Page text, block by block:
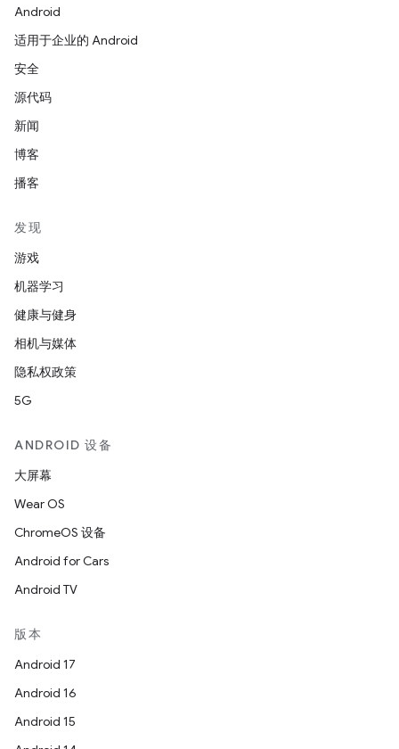
Android
适用于企业的 Android
安全
源代码
新闻
博客
播客
发现
游戏
机器学习
健康与健身
相机与媒体
隐私权政策
5G
ANDROID 设备
大屏幕
Wear OS
ChromeOS 设备
Android for Cars
Android TV
版本
Android 17
Android 16
Android 15